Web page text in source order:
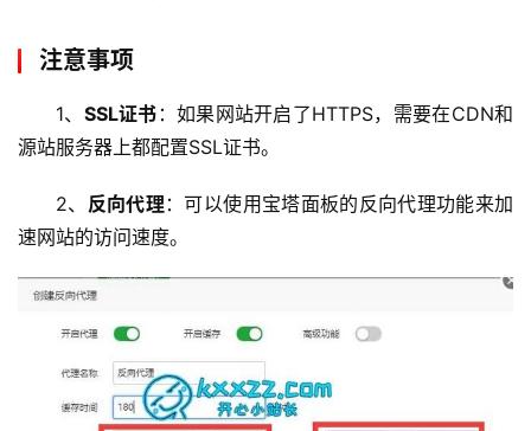
安
l
i
n
注意事项
1、 SSL证书 ：如果网站开启了HTTPS，需要在CDN和
源站服务器上都配置SSL证书。
2、 反向代理 ：可以使用宝塔面板的反向代理功能来加
速网站的访问速度。